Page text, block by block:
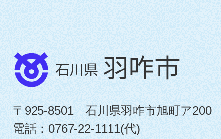
〒925-8501 石川県羽咋市旭町ア200
電話：0767-22-1111(代)